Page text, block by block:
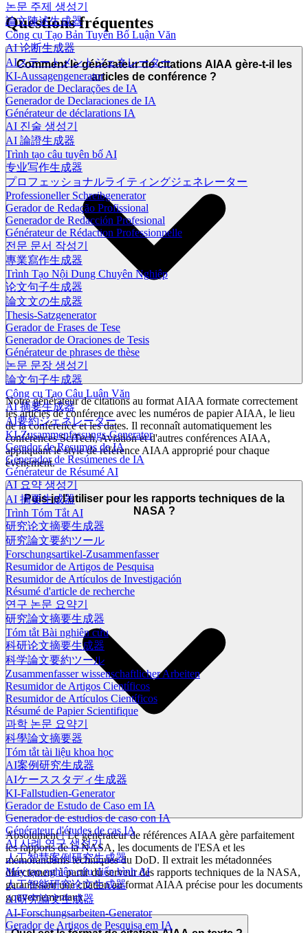
논문 주제 생성기
論文陳述生成器
Công cụ Tạo Bản Tuyên Bố Luận Văn
AI 论断生成器
AIステートメントジェネレーター
KI-Aussagengenerator
Gerador de Declarações de IA
Generador de Declaraciones de IA
Générateur de déclarations IA
AI 진술 생성기
AI 論證生成器
Trình tạo câu tuyên bố AI
专业写作生成器
プロフェッショナルライティングジェネレーター
Professioneller Schreibgenerator
Gerador de Redação Profissional
Generador de Redacción Profesional
Générateur de Rédaction Professionnelle
전문 문서 작성기
專業寫作生成器
Trình Tạo Nội Dung Chuyên Nghiệp
论文句子生成器
論文文の生成器
Thesis-Satzgenerator
Gerador de Frases de Tese
Generador de Oraciones de Tesis
Générateur de phrases de thèse
논문 문장 생성기
論文句子生成器
Công cụ Tạo Câu Luận Văn
AI 摘要生成器
AI要約ジェネレーター
KI-Zusammenfassungs-Generator
Gerador de Resumos de IA
Generador de Resúmenes de IA
Générateur de Résumé AI
AI 요약 생성기
AI 摘要生成器
Trình Tóm Tắt AI
研究论文摘要生成器
研究論文要約ツール
Forschungsartikel-Zusammenfasser
Resumidor de Artigos de Pesquisa
Resumidor de Artículos de Investigación
Résumé d'article de recherche
연구 논문 요약기
研究論文摘要生成器
Tóm tắt Bài nghiên cứu
科研论文摘要生成器
科学論文要約ツール
Zusammenfasser wissenschaftlicher Arbeiten
Resumidor de Artigos Científicos
Resumidor de Artículos Científicos
Résumé de Papier Scientifique
과학 논문 요약기
科學論文摘要器
Tóm tắt tài liệu khoa học
AI案例研究生成器
AIケーススタディ生成器
KI-Fallstudien-Generator
Gerador de Estudo de Caso em IA
Generador de estudios de caso con IA
Générateur d'études de cas IA
AI 사례 연구 생성기
人工智慧案例研究生成器
Máy tạo nghiên cứu điển hình AI
人工智能研究论文生成器
AI研究論文生成器
AI-Forschungsarbeiten-Generator
Gerador de Artigos de Pesquisa em IA
Questions fréquentes
Comment le générateur de citations AIAA gère-t-il les
articles de conférence ?
Notre générateur de citations au format AIAA formate correctement
les articles de conférence avec les numéros de papier AIAA, le lieu
de la conférence et les dates. Il reconnaît automatiquement les
conférences SciTech, Aviation et d'autres conférences AIAA,
appliquant le style de référence AIAA approprié pour chaque
événement.
Puis-je l'utiliser pour les rapports techniques de la
NASA ?
Absolument ! Le générateur de références AIAA gère parfaitement
les rapports de la NASA, les documents de l'ESA et les
mémorandums techniques du DoD. Il extrait les métadonnées
directement à partir du serveur des rapports techniques de la NASA,
garantissant une citation au format AIAA précise pour les documents
gouvernementaux.